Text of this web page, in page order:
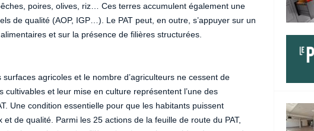
poires, olives, riz… Ces terres accumulent également une
de qualité (AOP, IGP…). Le PAT peut, en outre, s’appuyer sur un
et sur la présence de filières structurées.
agricoles et le nombre d’agriculteurs ne cessent de
cultivables et leur mise en culture représentent l’une des
Une condition essentielle pour que les habitants puissent
de qualité. Parmi les 25 actions de la feuille de route du PAT,